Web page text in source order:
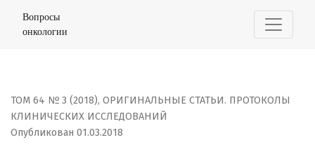
ЦИТОРЕДУКТИВНЫЕ ОПЕРАЦИИ ПРИ РАКЕ ЯИЧНИКОВ:
Вопросы
онкологии
ТОМ 64 № 3 (2018), ОРИГИНАЛЬНЫЕ СТАТЬИ. ПРОТОКОЛЫ
КЛИНИЧЕСКИХ ИССЛЕДОВАНИЙ
Опубликован 01.03.2018